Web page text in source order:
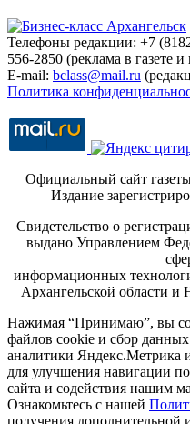
Телефоны редакции: +7
556-2850 (реклама в газете и
E-mail: bclass@mail.ru
Политика
Официальный сайт
Издание
Свидетельство о
выдано Управлением
информационных
Архангельской области
Нажимая “Принимаю”, вы
файлов cookie и сбор
аналитики Яндекс.Метрика
для улучшения навигации
сайта и содействия нашим
Ознакомьтесь с нашей
получения дополнительной